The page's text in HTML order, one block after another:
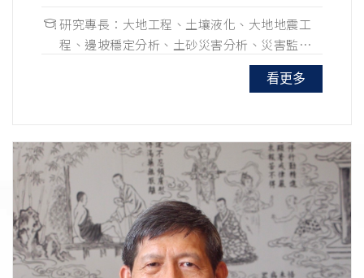
研究專長：大地工程、土壤液化、大地地震工
程、邊坡穩定分析、土砂災害分析、災害監測
技術研究與分析、3D 列印技術應用、數值模
看更多